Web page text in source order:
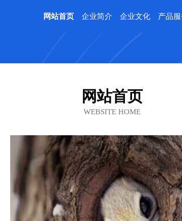
网站首页 企业简介 企业文化 产品
网站首页
WEBSITE HOME